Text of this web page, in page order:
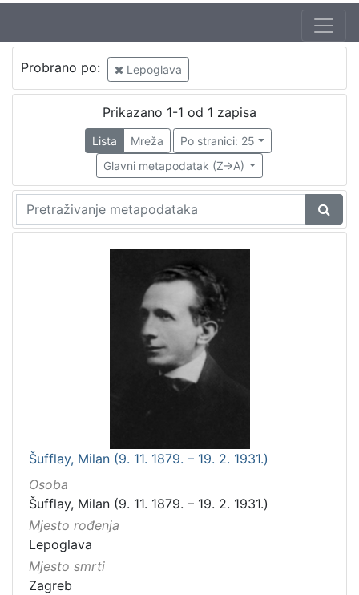
Probrano po: Lepoglava
Prikazano 1-1 od 1 zapisa
Lista Mreža
Po stranici: 25
Glavni metapodatak (Z->A)
Šufflay, Milan (9. 11. 1879. – 19. 2. 1931.)
Osoba
Šufflay, Milan (9. 11. 1879. – 19. 2. 1931.)
Mjesto rođenja
Lepoglava
Mjesto smrti
Zagreb